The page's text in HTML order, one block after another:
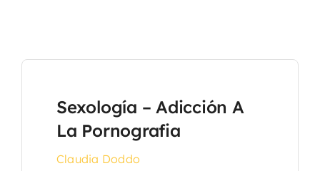
Sexología – Adicción A
La Pornografia
Claudia Doddo